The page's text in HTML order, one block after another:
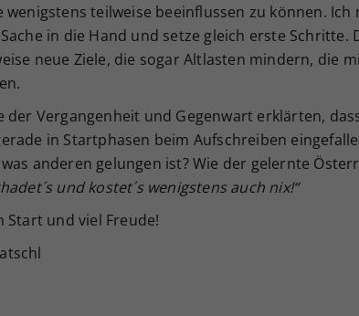
wenigstens teilweise beeinflussen zu können.
in die Hand und setze gleich erste Schritte.
neue Ziele, die sogar Altlasten mindern, die
der Vergangenheit und Gegenwart erklärten,
in Startphasen beim Aufschreiben
anderen gelungen ist? Wie der gelernte
und kostet´s wenigstens auch nix!“
Start und viel Freude!